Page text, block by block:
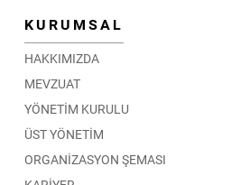
KURUMSAL
HAKKIMIZDA
MEVZUAT
YÖNETİM KURULU
ÜST YÖNETİM
ORGANİZASYON ŞEMASI